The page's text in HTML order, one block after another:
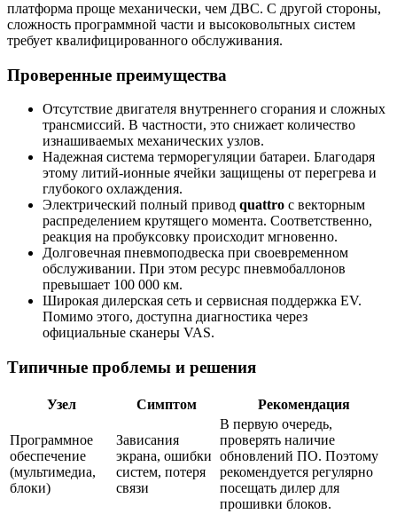
платформа проще механически, чем ДВС. С другой стороны,
сложность программной части и высоковольтных систем
требует квалифицированного обслуживания.
Проверенные преимущества
Отсутствие двигателя внутреннего сгорания и сложных
трансмиссий. В частности, это снижает количество
изнашиваемых механических узлов.
Надежная система терморегуляции батареи. Благодаря
этому литий-ионные ячейки защищены от перегрева и
глубокого охлаждения.
Электрический полный привод quattro с векторным
распределением крутящего момента. Соответственно,
реакция на пробуксовку происходит мгновенно.
Долговечная пневмоподвеска при своевременном
обслуживании. При этом ресурс пневмобаллонов
превышает 100 000 км.
Широкая дилерская сеть и сервисная поддержка EV.
Помимо этого, доступна диагностика через
официальные сканеры VAS.
Типичные проблемы и решения
Узел Симптом Рекомендация
Программное
обеспечение
(мультимедиа,
блоки)
Зависания
экрана, ошибки
систем, потеря
связи
В первую очередь,
проверять наличие
обновлений ПО. Поэтому
рекомендуется регулярно
посещать дилер для
прошивки блоков.